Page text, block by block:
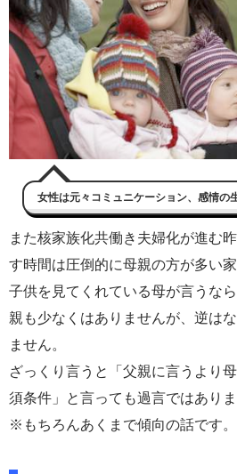
女性は元々コミュニケーション、感情の
また核家族化共働き夫婦化が進む
す時間は圧倒的に母親の方が多い
子供を見てくれている母が言うな
親も少なくはありませんが、逆は
ません。
ざっくり言うと「父親に言うより
須条件」と言っても過言ではありま
※もちろんあくまで傾向の話です。